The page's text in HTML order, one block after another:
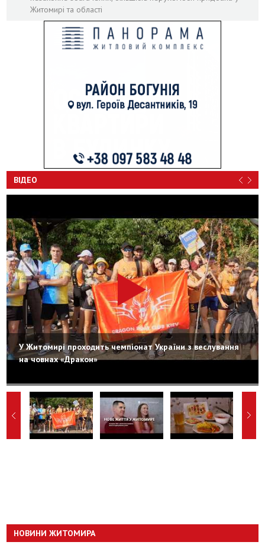
Житомирі та області
ВІДЕО
У Житомирі проходить чемпіонат України з веслування
на човнах «Дракон»
НОВИНИ ЖИТОМИРА